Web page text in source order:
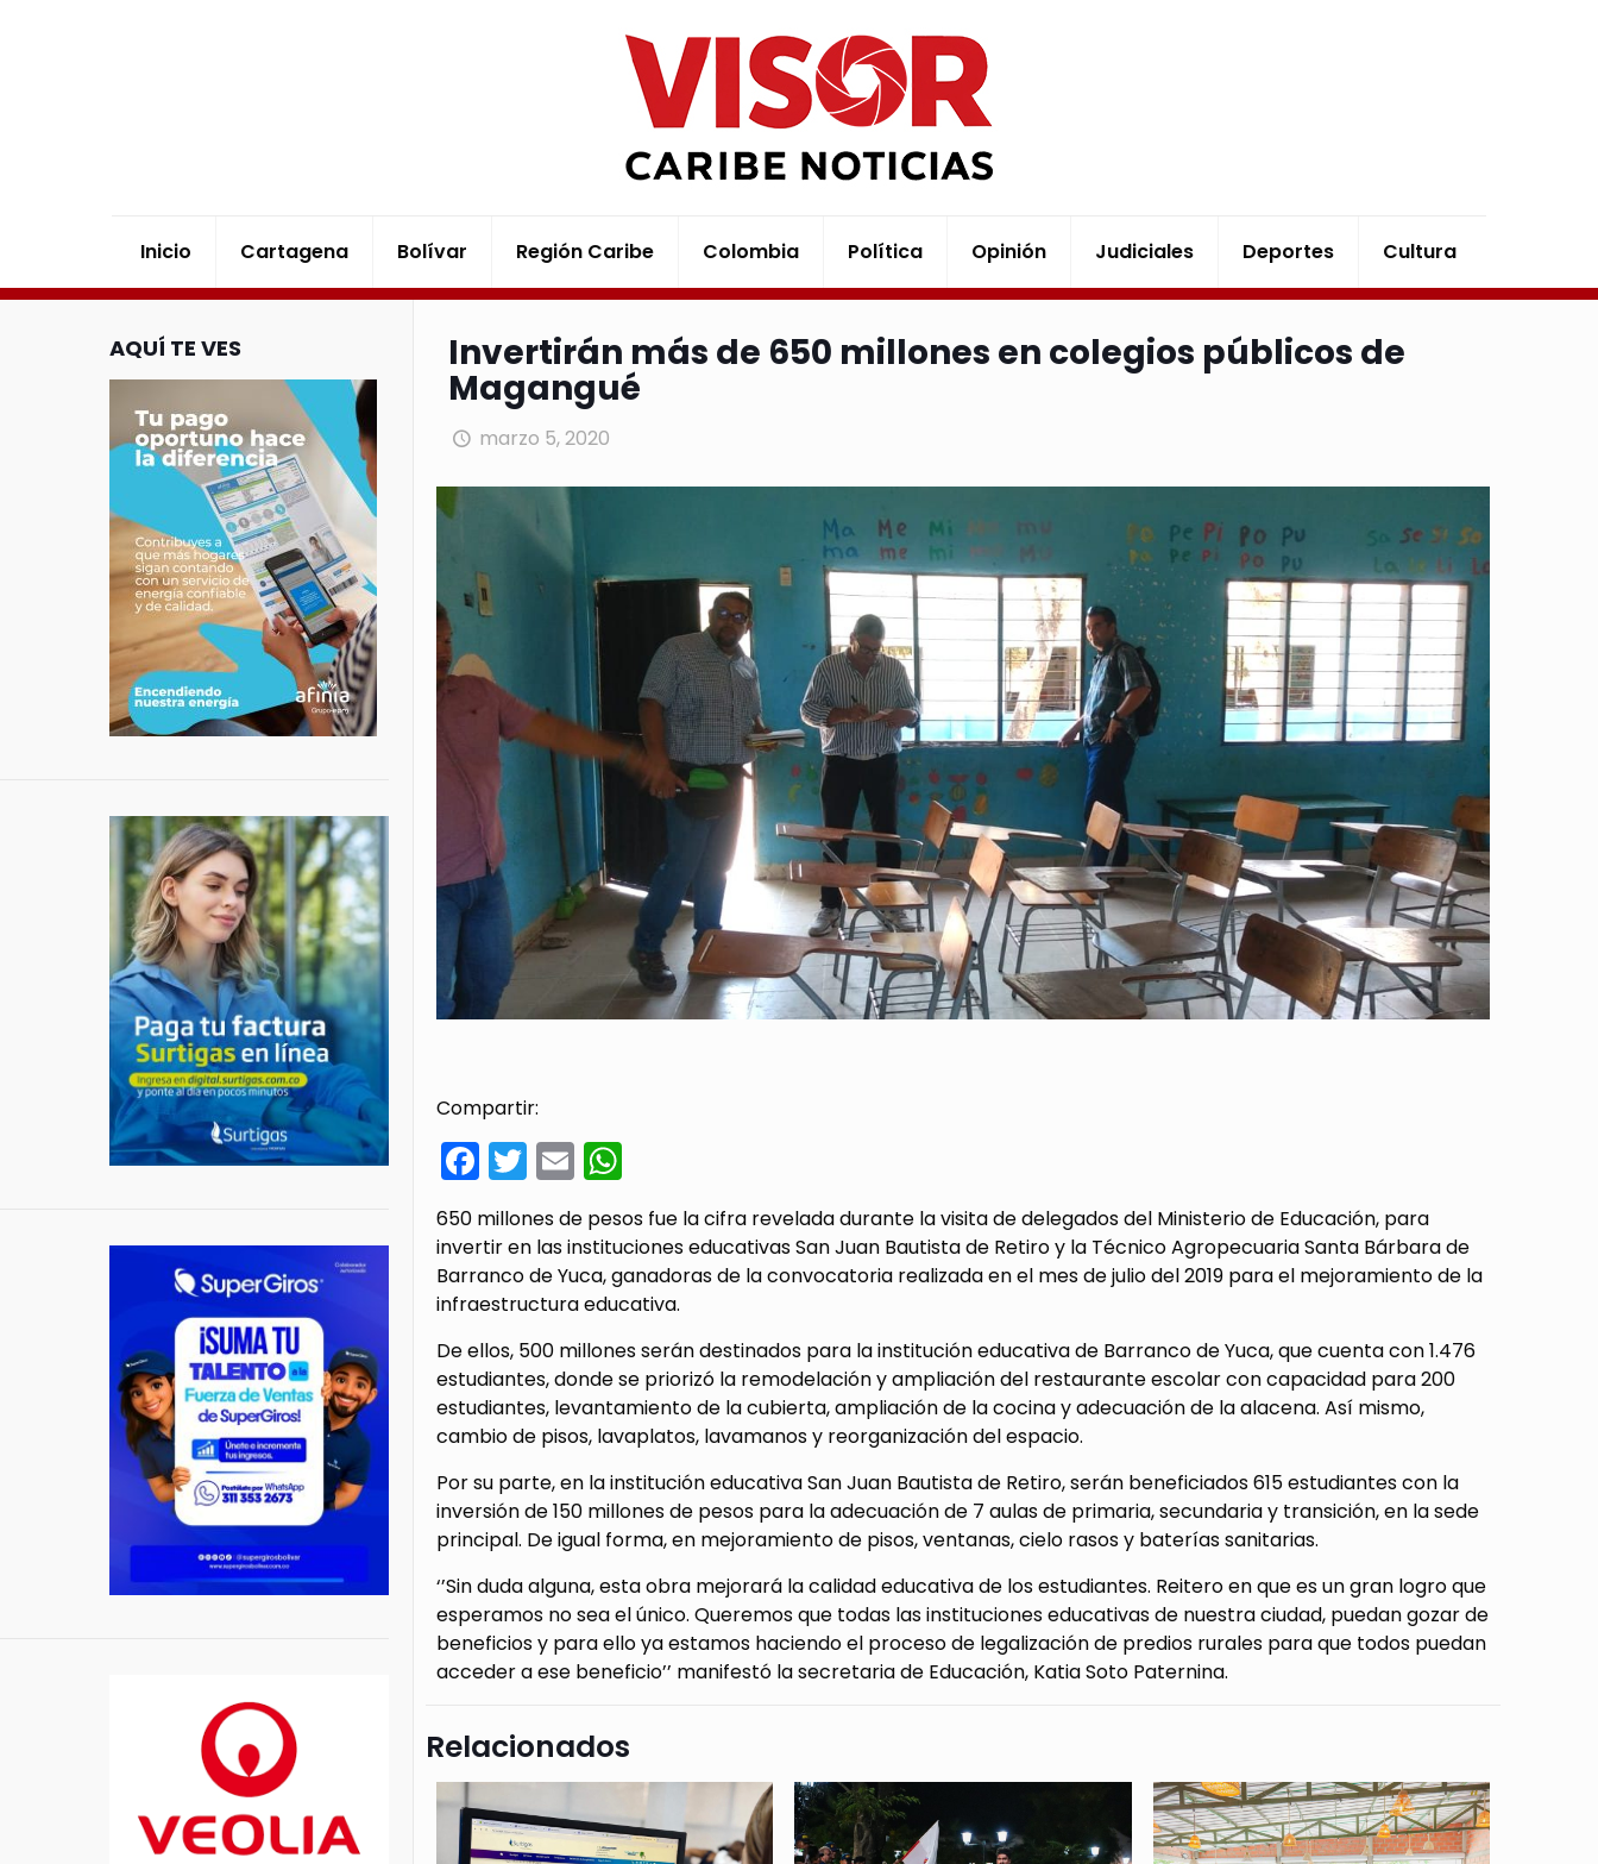
Inicio Cartagena Bolívar Región Caribe Colombia Política Opinión Judiciales Deportes Cultura
Invertirán más de 650 millones en colegios públicos de
Magangué
marzo 5, 2020
Compartir:
Facebook
Twitter
Email
650 millones de pesos fue la cifra revelada durante la visita de delegados del Ministerio de Educación, para
invertir en las instituciones educativas San Juan Bautista de Retiro y la Técnico Agropecuaria Santa Bárbara de
Barranco de Yuca, ganadoras de la convocatoria realizada en el mes de julio del 2019 para el mejoramiento de la
infraestructura educativa.
De ellos, 500 millones serán destinados para la institución educativa de Barranco de Yuca, que cuenta con 1.476
estudiantes, donde se priorizó la remodelación y ampliación del restaurante escolar con capacidad para 200
estudiantes, levantamiento de la cubierta, ampliación de la cocina y adecuación de la alacena. Así mismo,
cambio de pisos, lavaplatos, lavamanos y reorganización del espacio.
Por su parte, en la institución educativa San Juan Bautista de Retiro, serán beneficiados 615 estudiantes con la
inversión de 150 millones de pesos para la adecuación de 7 aulas de primaria, secundaria y transición, en la sede
principal. De igual forma, en mejoramiento de pisos, ventanas, cielo rasos y baterías sanitarias.
‘’Sin duda alguna, esta obra mejorará la calidad educativa de los estudiantes. Reitero en que es un gran logro que
esperamos no sea el único. Queremos que todas las instituciones educativas de nuestra ciudad, puedan gozar de
beneficios y para ello ya estamos haciendo el proceso de legalización de predios rurales para que todos puedan
acceder a ese beneficio’’ manifestó la secretaria de Educación, Katia Soto Paternina.
Relacionados
AQUÍ TE VES